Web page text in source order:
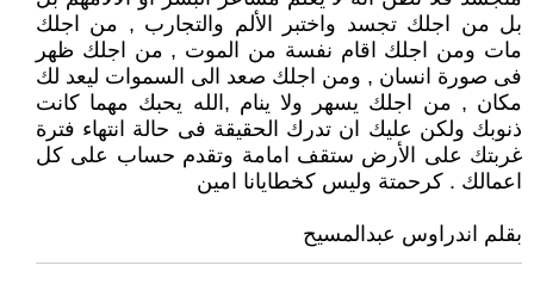
بل من اجلك تجسد واختبر الألم والتجارب , من اجلك
مات ومن اجلك اقام نفسة من الموت , من اجلك ظهر
فى صورة انسان , ومن اجلك صعد الى السموات ليعد لك
مكان , من اجلك يسهر ولا ينام ,الله يحبك مهما كانت
ذنوبك ولكن عليك ان تدرك الحقيقة فى حالة انتهاء فترة
غربتك على الأرض ستقف امامة وتقدم حساب على كل
اعمالك . كرحمتة وليس كخطايانا امين
بقلم اندراوس عبدالمسيح